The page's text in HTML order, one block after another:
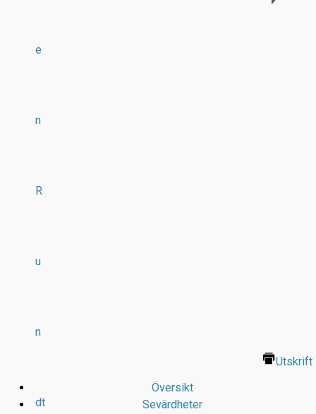
e
n
R
u
n
dt
Utskrift
Översikt
Sevärdheter